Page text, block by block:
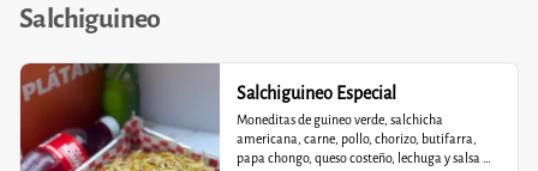
Salchiguineo
Salchiguineo Especial
Moneditas de guineo verde, salchicha
americana, carne, pollo, chorizo, butifarra,
papa chongo, queso costeño, lechuga y salsa